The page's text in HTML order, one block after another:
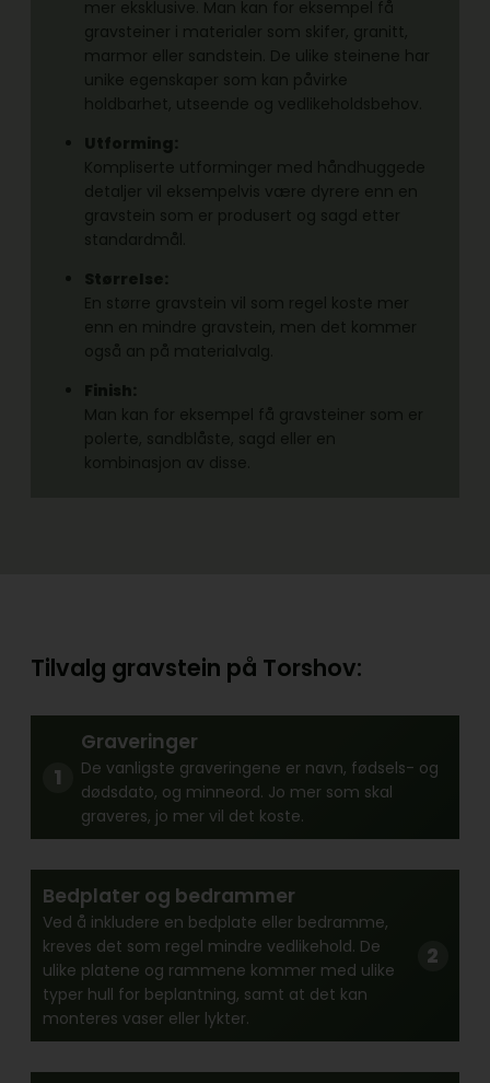
Tilvalg gravstein på Torshov:
Graveringer
De vanligste graveringene er navn, fødsels- og
dødsdato, og minneord. Jo mer som skal
graveres, jo mer vil det koste.
Bedplater og bedrammer
Ved å inkludere en bedplate eller bedramme,
kreves det som regel mindre vedlikehold. De
ulike platene og rammene kommer med ulike
typer hull for beplantning, samt at det kan
monteres vaser eller lykter.